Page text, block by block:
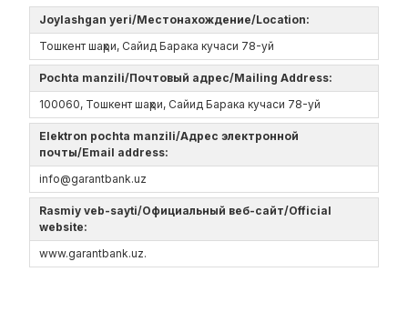
Joylashgan yeri/Местонахождение/Location:
Тошкент шаҳри, Сайид Барака кучаси 78-уй
Pochta manzili/Почтовый адрес/Mailing Address:
100060, Тошкент шаҳри, Сайид Барака кучаси 78-уй
Elektron pochta manzili/Адрес электронной
почты/Email address:
info@garantbank.uz
Rasmiy veb-sayti/Официальный веб-сайт/Official
website:
www.garantbank.uz.